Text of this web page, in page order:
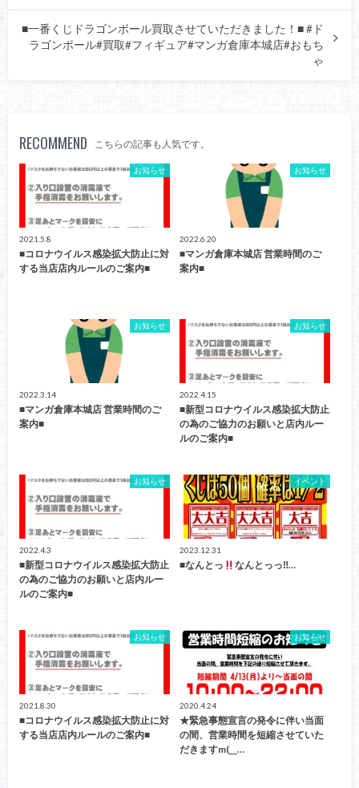
■一番くじドラゴンボール買取させていただきました！■ #ド
ラゴンボール#買取#フィギュア#マンガ倉庫本城店#おもち
ゃ
RECOMMEND こちらの記事も人気です。
お知らせ
2021.5.8
■コロナウイルス感染拡大防止に対
する当店店内ルールのご案内■
お知らせ
2022.6.20
■マンガ倉庫本城店 営業時間のご
案内■
お知らせ
2022.3.14
■マンガ倉庫本城店 営業時間のご
案内■
お知らせ
2022.4.15
■新型コロナウイルス感染拡大防止
の為のご協力のお願いと店内ルー
ルのご案内■
お知らせ
2022.4.3
■新型コロナウイルス感染拡大防止
の為のご協力のお願いと店内ルー
ルのご案内■
イベント
2023.12.31
■なんとっ なんとっっ‼…
お知らせ
2021.8.30
■コロナウイルス感染拡大防止に対
する当店店内ルールのご案内■
お知らせ
2020.4.24
★緊急事態宣言の発令に伴い当面
の間、営業時間を短縮させていた
だきますm(__…